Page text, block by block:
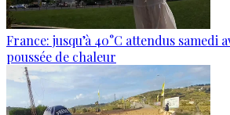
France: jusqu’à 40°C attendus samedi
poussée de chaleur